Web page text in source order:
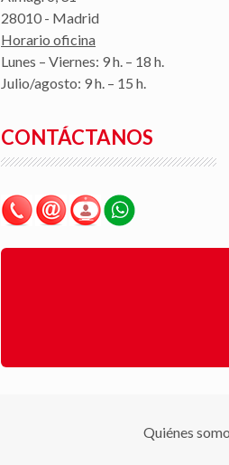
28010 - Madrid
Horario oficina
Lunes – Viernes: 9 h. – 18 h.
Julio/agosto: 9 h. – 15 h.
CONTÁCTANOS
Quiénes